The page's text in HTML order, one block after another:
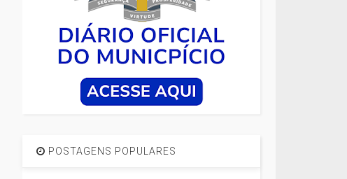
POSTAGENS POPULARES